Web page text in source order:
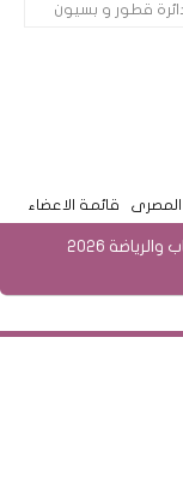
قطور و بسيون
المصرى قائمة الاعضاء
2026